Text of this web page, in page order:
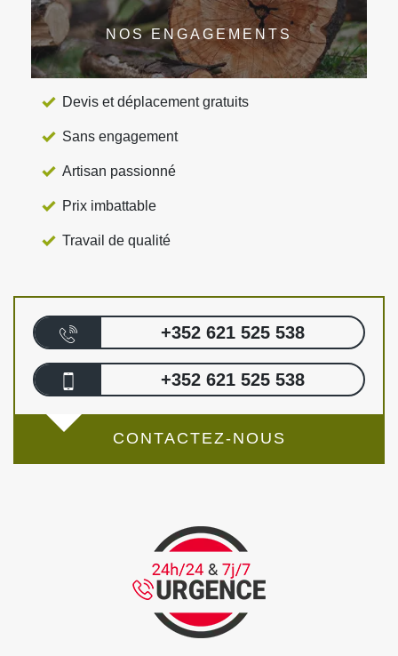
NOS ENGAGEMENTS
Devis et déplacement gratuits
Sans engagement
Artisan passionné
Prix imbattable
Travail de qualité
+352 621 525 538
+352 621 525 538
CONTACTEZ-NOUS